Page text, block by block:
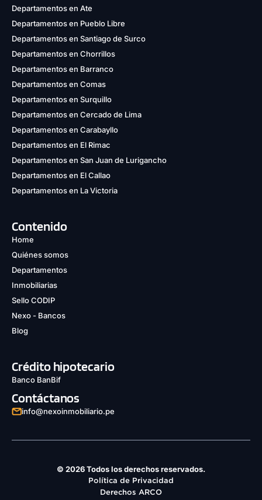
Departamentos en Ate
Departamentos en Pueblo Libre
Departamentos en Santiago de Surco
Departamentos en Chorrillos
Departamentos en Barranco
Departamentos en Comas
Departamentos en Surquillo
Departamentos en Cercado de Lima
Departamentos en Carabayllo
Departamentos en El Rimac
Departamentos en San Juan de Lurigancho
Departamentos en El Callao
Departamentos en La Victoria
Contenido
Home
Quiénes somos
Departamentos
Inmobiliarias
Sello CODIP
Nexo - Bancos
Blog
Crédito hipotecario
Banco BanBif
Contáctanos
info@nexoinmobiliario.pe
© 2026 Todos los derechos reservados.
Política de Privacidad
Derechos ARCO